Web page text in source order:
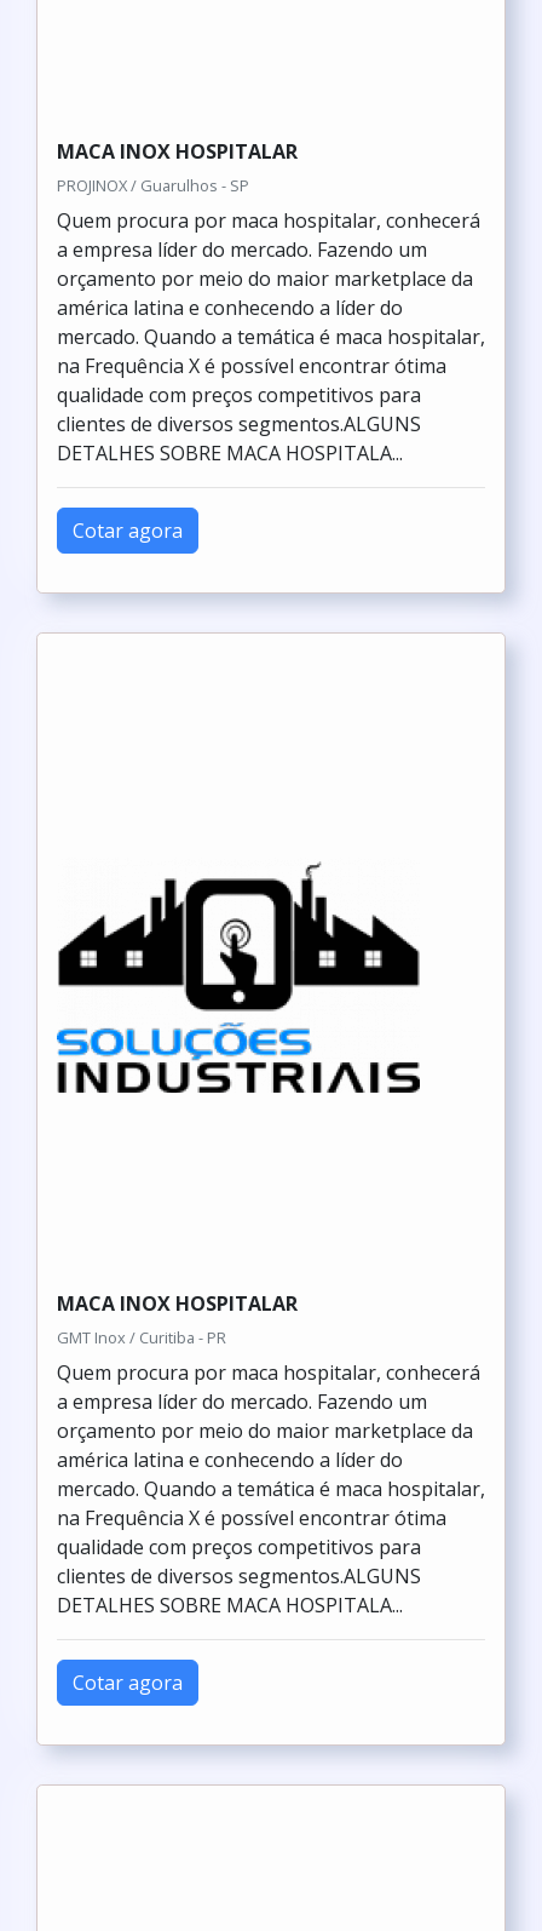
MACA INOX HOSPITALAR
PROJINOX / Guarulhos - SP
Quem procura por maca hospitalar, conhecerá
a empresa líder do mercado. Fazendo um
orçamento por meio do maior marketplace da
américa latina e conhecendo a líder do
mercado. Quando a temática é maca hospitalar,
na Frequência X é possível encontrar ótima
qualidade com preços competitivos para
clientes de diversos segmentos.ALGUNS
DETALHES SOBRE MACA HOSPITALA...
Cotar agora
MACA INOX HOSPITALAR
GMT Inox / Curitiba - PR
Quem procura por maca hospitalar, conhecerá
a empresa líder do mercado. Fazendo um
orçamento por meio do maior marketplace da
américa latina e conhecendo a líder do
mercado. Quando a temática é maca hospitalar,
na Frequência X é possível encontrar ótima
qualidade com preços competitivos para
clientes de diversos segmentos.ALGUNS
DETALHES SOBRE MACA HOSPITALA...
Cotar agora